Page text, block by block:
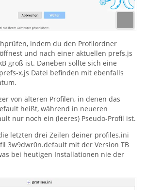
indem du den Profilordner
und nach einer aktuellen prefs.js
groß ist. Daneben sollte sich eine
x.js Datei befinden mit ebenfalls
von älteren Profilen, in denen das
heißt, während in neueren
nur noch ein (leeres) Pseudo-Profil ist.
letzten drei Zeilen deiner profiles.ini
3w9dwr0n.default mit der Version TB
bei heutigen Installationen nie der